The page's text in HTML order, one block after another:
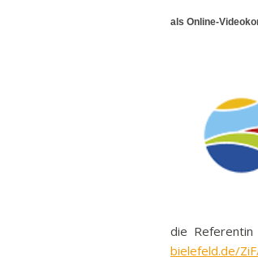
als Online-
die Referentin
bielefeld.de/